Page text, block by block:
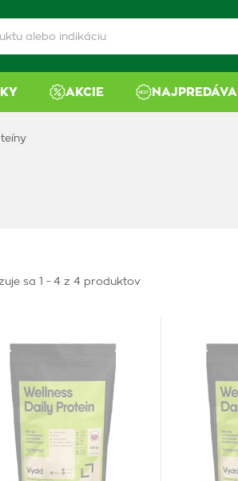
AKCIE
sa 1 - 4 z 4 produktov